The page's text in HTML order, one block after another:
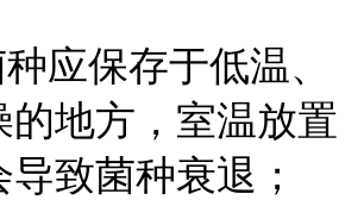
应保存于低温、
的地方，室温放置
致菌种衰退；